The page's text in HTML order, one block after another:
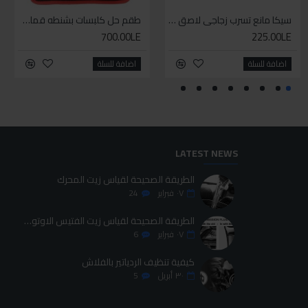
سيليكون متعدد الاستخدام
70.00LE
اضافة للسلة
طقم حل كلبسات بشنطه قماش ١٩ قطعه للخدمات الشاقه
700.00LE
اضافة للسلة
سيكا مانع تسرب زجاجي لاصق اسود 600 مل
225.00LE
اضافة للسلة
طقم حل كلبسات بشنطه قماش ١٩ قطعه للخدمات الشاقه
700.00LE
اضافة للسلة
LATEST NEWS
الطريقة الصحيحة لقياس زيت المحرك
٠٧ فبراير 24
الطريقة الصحيحة لقياس زيت الفتيس الاوتوماتيك
٠٧ فبراير 6
كيفية تنظيف الردياتير بالفلاش
٣٠ أبريل 5